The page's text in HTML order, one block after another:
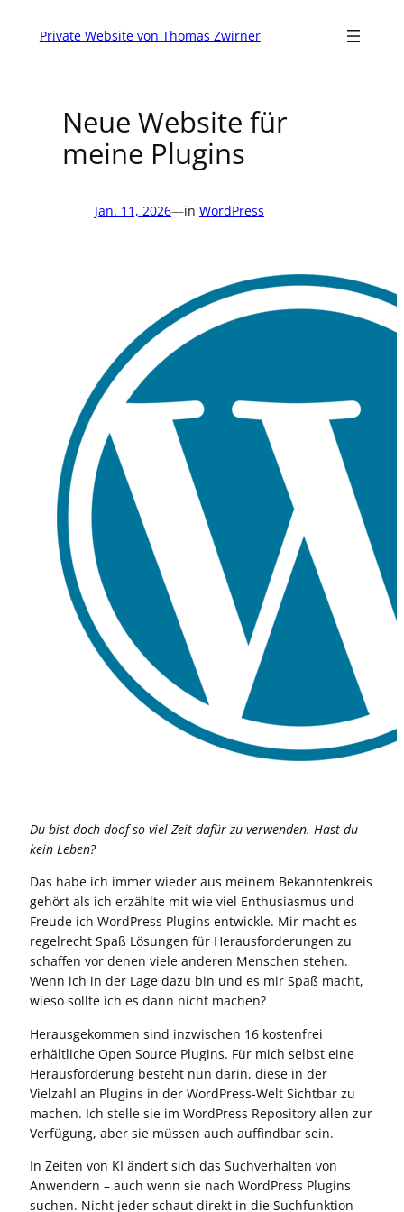
InhaltPrivate Website von Thomas Zwirner
Neue Website für
meine Plugins
Jan. 11, 2026—in WordPress
Du bist doch doof so viel Zeit dafür zu verwenden. Hast du
kein Leben?
Das habe ich immer wieder aus meinem Bekanntenkreis
gehört als ich erzählte mit wie viel Enthusiasmus und
Freude ich WordPress Plugins entwickle. Mir macht es
regelrecht Spaß Lösungen für Herausforderungen zu
schaffen vor denen viele anderen Menschen stehen.
Wenn ich in der Lage dazu bin und es mir Spaß macht,
wieso sollte ich es dann nicht machen?
Herausgekommen sind inzwischen 16 kostenfrei
erhältliche Open Source Plugins. Für mich selbst eine
Herausforderung besteht nun darin, diese in der
Vielzahl an Plugins in der WordPress-Welt Sichtbar zu
machen. Ich stelle sie im WordPress Repository allen zur
Verfügung, aber sie müssen auch auffindbar sein.
In Zeiten von KI ändert sich das Suchverhalten von
Anwendern – auch wenn sie nach WordPress Plugins
suchen. Nicht jeder schaut direkt in die Suchfunktion